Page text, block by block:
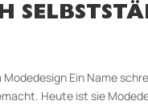
Ein Name
Heute ist sie